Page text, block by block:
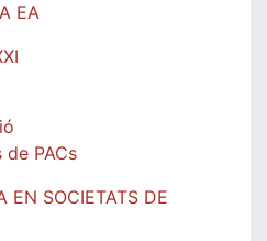
EA
PACs
EN SOCIETATS DE